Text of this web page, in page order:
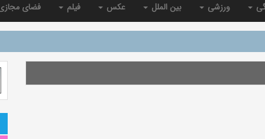
ورزشی بین الملل عکس فیلم فضای